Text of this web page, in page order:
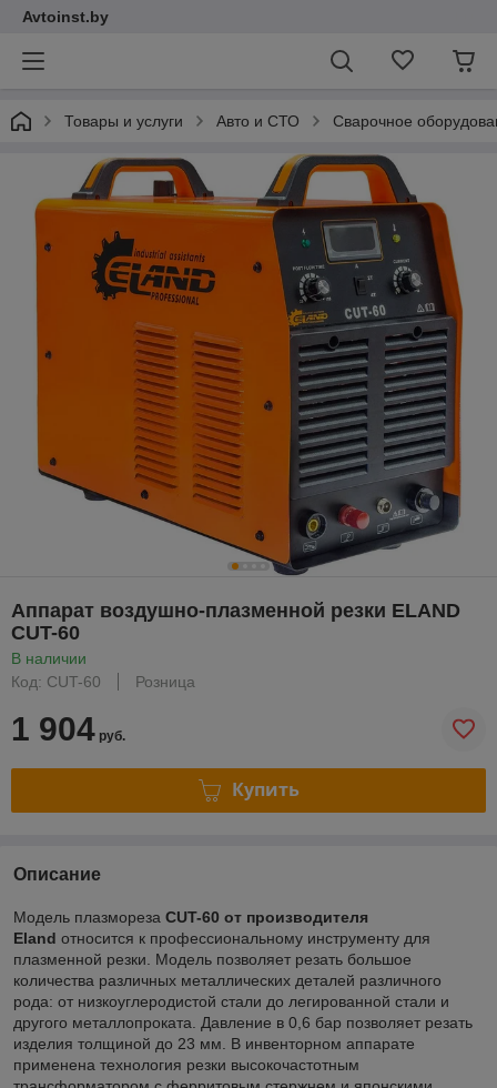
Avtoinst.by
Товары и услуги Авто и СТО Сварочное
Аппарат воздушно-плазменной резки ELAND
CUT-60
В наличии
Код: CUT-60
Розница
1 904 руб.
Купить
Описание
Модель плазмореза CUT-60 от производителя
Eland относится к профессиональному инструменту для
плазменной резки. Модель позволяет резать большое
количества различных металлических деталей различного
рода: от низкоуглеродистой стали до легированной стали и
другого металлопроката. Давление в 0,6 бар позволяет резать
изделия толщиной до 23 мм. В инвенторном аппарате
применена технология резки высокочастотным